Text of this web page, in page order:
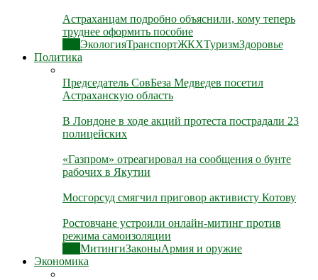
Астраханцам подробно объяснили, кому теперь
труднее оформить пособие
ЭкологияТранспортЖКХТуризмЗдоровье
Политика
Председатель СовБеза Медведев посетил
Астраханскую область
В Лондоне в ходе акций протеста пострадали 23
полицейских
«Газпром» отреагировал на сообщения о бунте
рабочих в Якутии
Мосгорсуд смягчил приговор активисту Котову
Ростовчане устроили онлайн-митинг против
режима самоизоляции
МитингиЗаконыАрмия и оружие
Экономика